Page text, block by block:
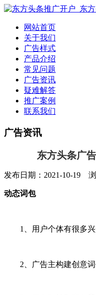
网站首页
关于我们
广告样式
产品介绍
常见问题
广告资讯
疑难解答
推广案例
联系我们
广告资讯
东方头条广
发布日期：2021-10-19 浏
动态词包
1、用户个体有很多
2、广告主构建创意